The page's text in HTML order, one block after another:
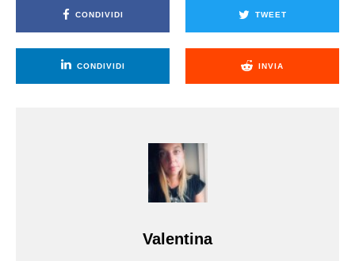
CONDIVIDI TWEET
CONDIVIDI INVIA
Valentina